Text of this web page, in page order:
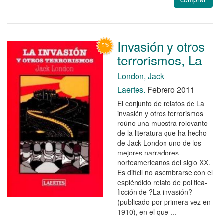
Invasión y otros
terrorismos, La
London, Jack
Laertes. Febrero 2011
El conjunto de relatos de La
invasión y otros terrorismos
reúne una muestra relevante
de la literatura que ha hecho
de Jack London uno de los
mejores narradores
norteamericanos del siglo XX.
Es difícil no asombrarse con el
espléndido relato de política-
ficción de ?La invasión?
(publicado por primera vez en
1910), en el que ...